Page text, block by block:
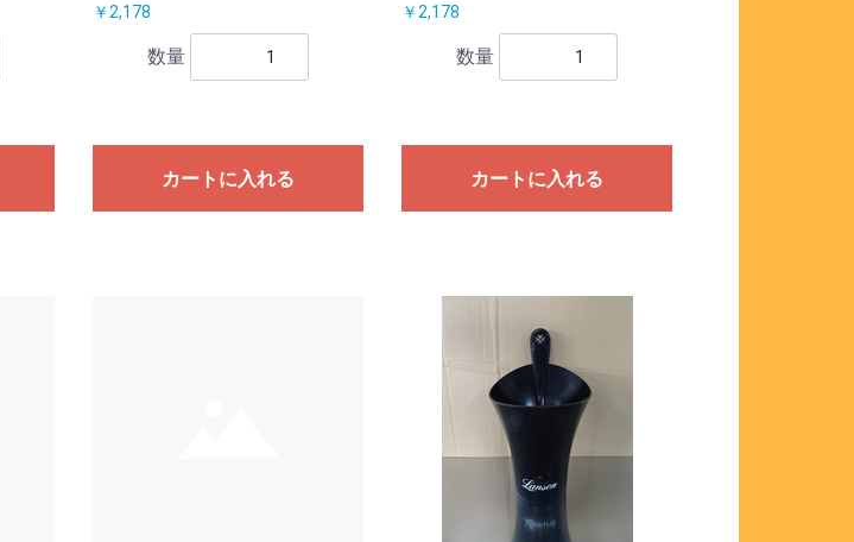
￥2,178
数量
カートに入れる
￥2,178
数量
カートに入れる